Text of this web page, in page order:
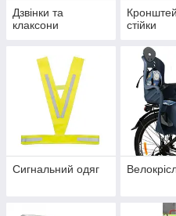
Дзвінки та
клаксони
стійки
Сигнальний одяг